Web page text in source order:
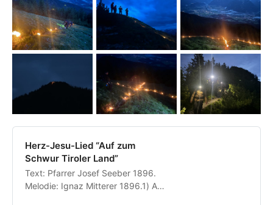
Herz-Jesu-Lied “Auf zum
Schwur Tiroler Land”
Text: Pfarrer Josef Seeber 1896.
Melodie: Ignaz Mitterer 1896.1) Auf